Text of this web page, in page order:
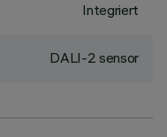
Integriert
DALI-2 sensor